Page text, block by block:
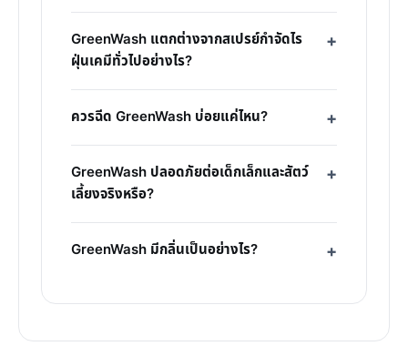
GreenWash แตกต่างจากสเปรย์กำจัดไร
ฝุ่นเคมีทั่วไปอย่างไร?
ควรฉีด GreenWash บ่อยแค่ไหน?
GreenWash ปลอดภัยต่อเด็กเล็กและสัตว์
เลี้ยงจริงหรือ?
GreenWash มีกลิ่นเป็นอย่างไร?